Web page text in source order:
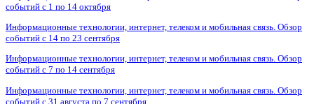
событий с 1 по 14 октября
Информационные технологии, интернет, телеком и мобильная связь. Обзор
событий с 14 по 23 сентября
Информационные технологии, интернет, телеком и мобильная связь. Обзор
событий с 7 по 14 сентября
Информационные технологии, интернет, телеком и мобильная связь. Обзор
событий с 31 августа по 7 сентября